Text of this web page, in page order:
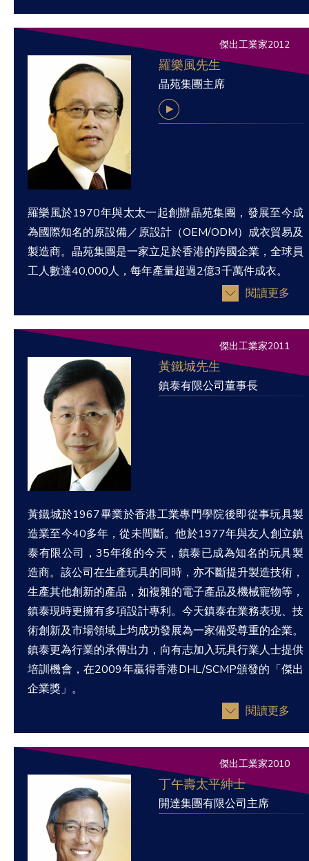
傑出工業家2012
羅樂風先生
晶苑集團主席
羅樂風於1970年與太太一起創辦晶苑集團，發展至今成
為國際知名的原設備／原設計（OEM/ODM）成衣貿易及
製造商。晶苑集團是一家立足於香港的跨國企業，全球員
工人數達40,000人，每年產量超過2億3千萬件成衣。
閱讀更多
傑出工業家2011
黃鐵城先生
鎮泰有限公司董事長
黃鐵城於1967畢業於香港工業專門學院後即從事玩具製
造業至今40多年，從未間斷。他於1977年與友人創立鎮
泰有限公司，35年後的今天，鎮泰已成為知名的玩具製
造商。該公司在生產玩具的同時，亦不斷提升製造技術，
生產其他創新的產品，如複雜的電子產品及機械寵物等，
鎮泰現時更擁有多項設計專利。今天鎮泰在業務表現、技
術創新及市場領域上均成功發展為一家備受尊重的企業。
鎮泰更為行業的承傳出力，向有志加入玩具行業人士提供
培訓機會，在2009年贏得香港DHL/SCMP頒發的「傑出
企業獎」。
閱讀更多
傑出工業家2010
丁午壽太平紳士
開達集團有限公司主席